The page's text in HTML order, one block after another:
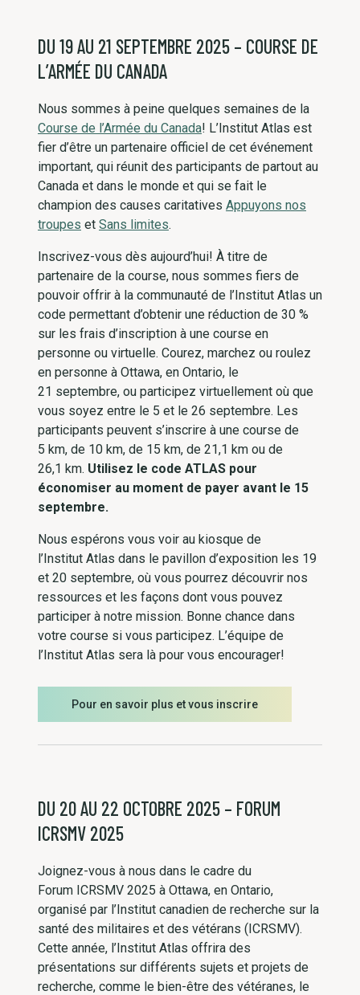
DU 19 AU 21 SEPTEMBRE 2025 – COURSE DE
L’ARMÉE DU CANADA
Nous sommes à peine quelques semaines de la
Course de l’Armée du Canada! L’Institut Atlas est
fier d’être un partenaire officiel de cet événement
important, qui réunit des participants de partout au
Canada et dans le monde et qui se fait le
champion des causes caritatives Appuyons nos
troupes et Sans limites.
Inscrivez-vous dès aujourd’hui! À titre de
partenaire de la course, nous sommes fiers de
pouvoir offrir à la communauté de l’Institut Atlas un
code permettant d’obtenir une réduction de 30 %
sur les frais d’inscription à une course en
personne ou virtuelle. Courez, marchez ou roulez
en personne à Ottawa, en Ontario, le
21 septembre, ou participez virtuellement où que
vous soyez entre le 5 et le 26 septembre. Les
participants peuvent s’inscrire à une course de
5 km, de 10 km, de 15 km, de 21,1 km ou de
26,1 km. Utilisez le code ATLAS pour
économiser au moment de payer avant le 15
septembre.
Nous espérons vous voir au kiosque de
l’Institut Atlas dans le pavillon d’exposition les 19
et 20 septembre, où vous pourrez découvrir nos
ressources et les façons dont vous pouvez
participer à notre mission. Bonne chance dans
votre course si vous participez. L’équipe de
l’Institut Atlas sera là pour vous encourager!
Pour en savoir plus et vous inscrire
DU 20 AU 22 OCTOBRE 2025 – FORUM
ICRSMV 2025
Joignez-vous à nous dans le cadre du
Forum ICRSMV 2025 à Ottawa, en Ontario,
organisé par l’Institut canadien de recherche sur la
santé des militaires et des vétérans (ICRSMV).
Cette année, l’Institut Atlas offrira des
présentations sur différents sujets et projets de
recherche, comme le bien-être des vétéranes, le